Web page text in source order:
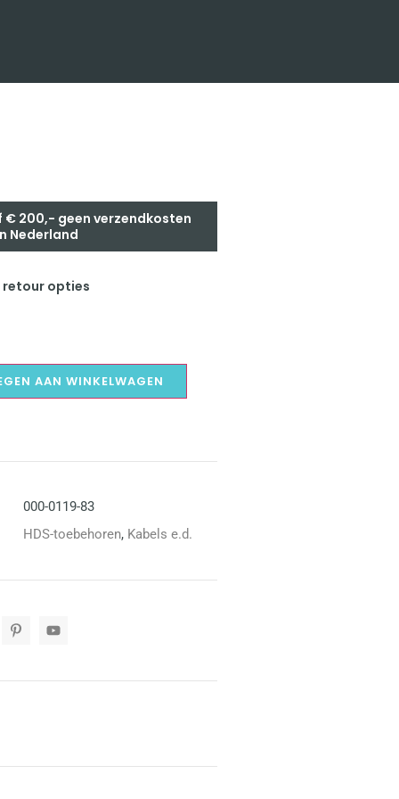
€ 200,- geen verzendkosten
Nederland
retour opties
AAN WINKELWAGEN
000-0119-83
HDS-toebehoren, Kabels e.d.